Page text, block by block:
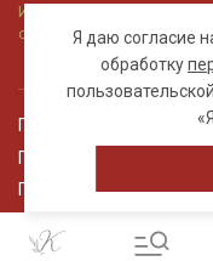
Я даю согласие
обработку
Информация на сайте не
офертой.
Правовая информация
Политика обработки
Пользовательское